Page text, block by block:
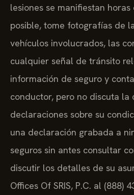
lesiones se manifiestan horas
posible, tome fotografías de
vehículos involucrados, las
cualquier señal de tránsito
información de seguro y
conductor, pero no discuta la
declaraciones sobre su
una declaración grabada a
seguros sin antes consultar
discutir los detalles de su
Offices Of SRIS, P.C. al (888)